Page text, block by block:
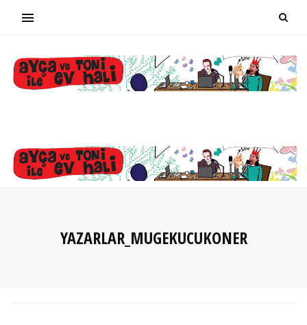
YAZARLAR_MUGEKUCUKONER